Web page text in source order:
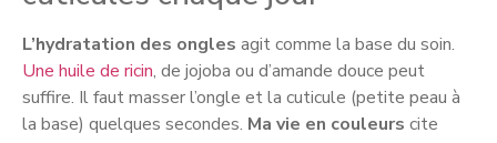
L’hydratation des ongles agit comme la base du soin.
Une huile de ricin, de jojoba ou d’amande douce peut
suffire. Il faut masser l’ongle et la cuticule (petite peau à
la base) quelques secondes. Ma vie en couleurs cite